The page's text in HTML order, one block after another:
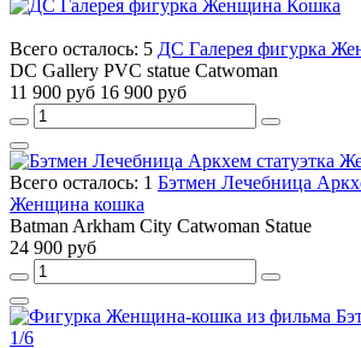
Всего осталось: 5 ДС Галерея фигурка
DC Gallery PVC statue Catwoman
11 900 руб 16 900 руб
Всего осталось: 1 Бэтмен Лечебница
Женщина кошка
Batman Arkham City Catwoman Statue
24 900 руб